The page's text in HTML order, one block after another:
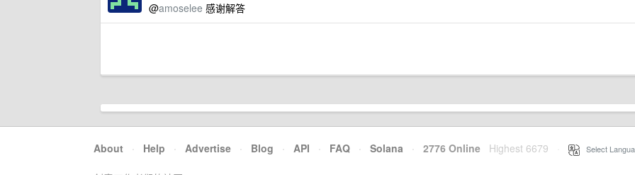
@amoselee 感谢解答
About · Help · Advertise · Blog · API · FAQ · Solana · 2776 Online Highest 6679 Select